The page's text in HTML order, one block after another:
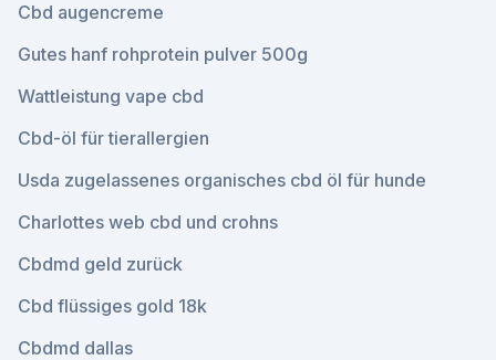
Cbd augencreme
Gutes hanf rohprotein pulver 500g
Wattleistung vape cbd
Cbd-öl für tierallergien
Usda zugelassenes organisches cbd öl für hunde
Charlottes web cbd und crohns
Cbdmd geld zurück
Cbd flüssiges gold 18k
Cbdmd dallas